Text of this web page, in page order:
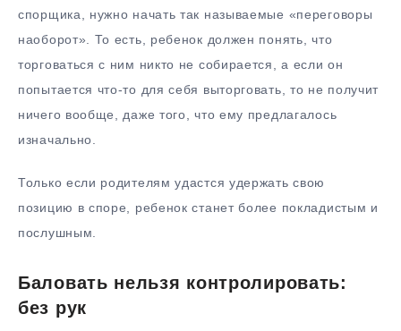
спорщика, нужно начать так называемые «переговоры
наоборот». То есть, ребенок должен понять, что
торговаться с ним никто не собирается, а если он
попытается что-то для себя выторговать, то не получит
ничего вообще, даже того, что ему предлагалось
изначально.
Только если родителям удастся удержать свою
позицию в споре, ребенок станет более покладистым и
послушным.
Баловать нельзя контролировать:
без рук